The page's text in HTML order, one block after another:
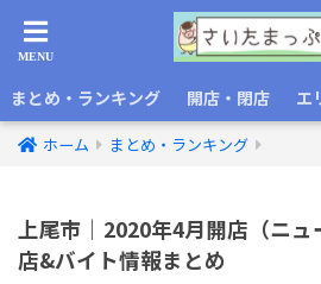
まとめ・ランキング 開店・閉店 エ
ホーム まとめ・ランキング
上尾市｜2020年4月開店（ニュ
店&バイト情報まとめ